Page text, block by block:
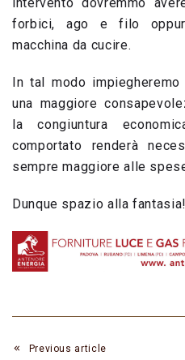
forbici, ago e filo
macchina da cucire.
In tal modo
una maggiore
la congiuntura
comportato renderà
sempre maggiore alle
Dunque spazio alla fantasia!
Previous article